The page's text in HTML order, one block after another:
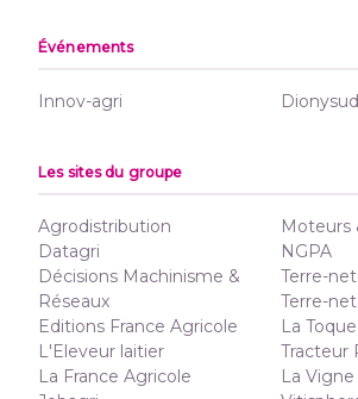
Événements
Innov-agri Dionysud
Les sites du groupe
Agrodistribution
Datagri
Décisions Machinisme &
Réseaux
Editions France Agricole
L'Eleveur laitier
La France Agricole
Moteurs
NGPA
Terre-net
Terre-
La Toque
Tracteur
La Vigne